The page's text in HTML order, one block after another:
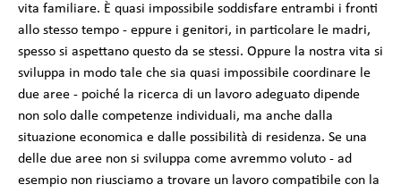
vita familiare. È quasi impossibile soddisfare entrambi i fronti
allo stesso tempo - eppure i genitori, in particolare le madri,
spesso si aspettano questo da se stessi. Oppure la nostra vita si
sviluppa in modo tale che sia quasi impossibile coordinare le
due aree - poiché la ricerca di un lavoro adeguato dipende
non solo dalle competenze individuali, ma anche dalla
situazione economica e dalle possibilità di residenza. Se una
delle due aree non si sviluppa come avremmo voluto - ad
esempio non riusciamo a trovare un lavoro compatibile con la